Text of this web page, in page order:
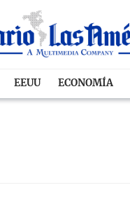
EEUU ECONOMÍA